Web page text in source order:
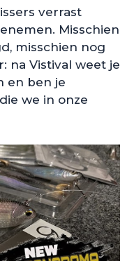
verrast
Misschien
misschien nog
na Vistival weet je
en ben je
we in onze